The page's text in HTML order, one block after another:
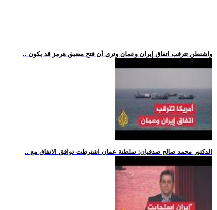
.. واشنطن تترقب اتفاق إيران وعمان وترى أن فتح مضيق هرمز قد يكون
.. الدكتور محمد صالح صدقيان: سلطنة عمان اشترطت توافق الاتفاق مع